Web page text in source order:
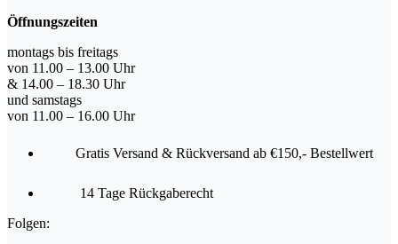
Öffnungszeiten
montags bis freitags
von 11.00 – 13.00 Uhr
& 14.00 – 18.30 Uhr
und samstags
von 11.00 – 16.00 Uhr
Gratis Versand & Rückversand ab €150,- Bestellwert
14 Tage Rückgaberecht
Folgen: